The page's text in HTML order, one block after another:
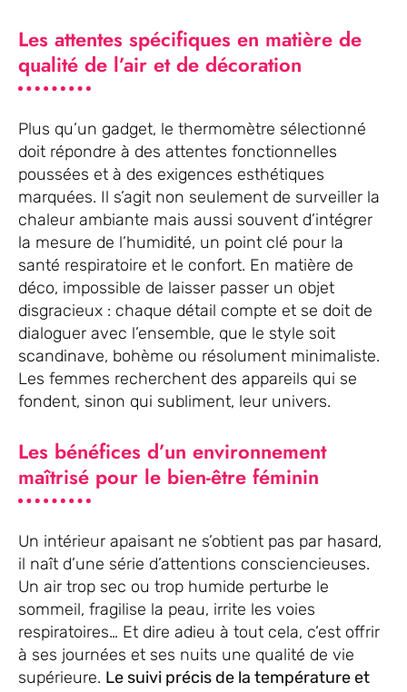
Les attentes spécifiques en matière de
qualité de l’air et de décoration
Plus qu’un gadget, le thermomètre sélectionné
doit répondre à des attentes fonctionnelles
poussées et à des exigences esthétiques
marquées. Il s’agit non seulement de surveiller la
chaleur ambiante mais aussi souvent d’intégrer
la mesure de l’humidité, un point clé pour la
santé respiratoire et le confort. En matière de
déco, impossible de laisser passer un objet
disgracieux : chaque détail compte et se doit de
dialoguer avec l’ensemble, que le style soit
scandinave, bohème ou résolument minimaliste.
Les femmes recherchent des appareils qui se
fondent, sinon qui subliment, leur univers.
Les bénéfices d’un environnement
maîtrisé pour le bien-être féminin
Un intérieur apaisant ne s’obtient pas par hasard,
il naît d’une série d’attentions consciencieuses.
Un air trop sec ou trop humide perturbe le
sommeil, fragilise la peau, irrite les voies
respiratoires… Et dire adieu à tout cela, c’est offrir
à ses journées et ses nuits une qualité de vie
supérieure. Le suivi précis de la température et